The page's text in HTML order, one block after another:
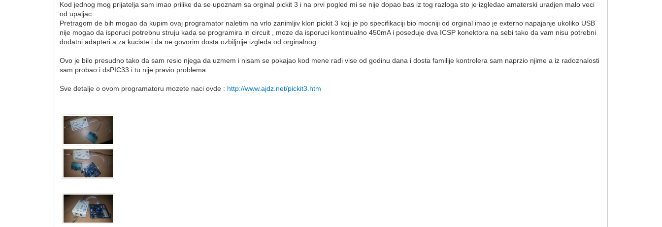
Kod jednog mog prijatelja sam imao prilike da se upoznam sa orginal pickit 3 i na prvi pogled mi se nije dopao bas iz tog razloga sto je izgledao amaterski uradjen malo veci
od upaljac.
Pretragom de bih mogao da kupim ovaj programator naletim na vrlo zanimljiv klon pickit 3 koji je po specifikaciji bio mocniji od orginal imao je externo napajanje ukoliko USB
nije mogao da isporuci potrebnu struju kada se programira in circuit , moze da isporuci kontinualno 450mA i poseduje dva ICSP konektora na sebi tako da vam nisu potrebni
dodatni adapteri a za kuciste i da ne govorim dosta ozbiljnije izgleda od orginalnog.
Ovo je bilo presudno tako da sam resio njega da uzmem i nisam se pokajao kod mene radi vise od godinu dana i dosta familije kontrolera sam naprzio njime a iz radoznalosti
sam probao i dsPIC33 i tu nije pravio problema.
Sve detalje o ovom programatoru mozete naci ovde : http://www.ajdz.net/pickit3.htm